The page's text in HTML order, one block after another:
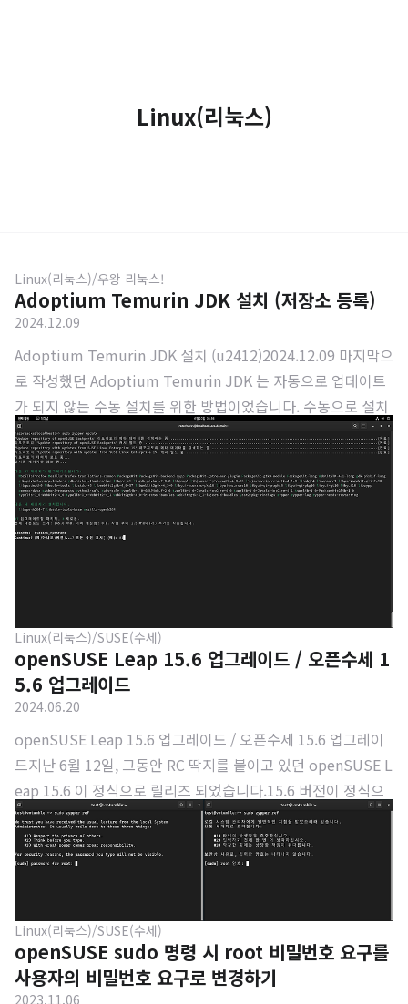
Linux(리눅스)
Linux(리눅스)/우왕 리눅스!
Adoptium Temurin JDK 설치 (저장소 등록)
2024.12.09
Adoptium Temurin JDK 설치 (u2412)2024.12.09 마지막으
로 작성했던 Adoptium Temurin JDK 는 자동으로 업데이트
가 되지 않는 수동 설치를 위한 방법이었습니다. 수동으로 설치
하더라도 충분히 이용하는데에 문제가 없지만, 업데이트를 진
행하려면 업데이트도 내가 직접 해주어야 한다는 문제가 있
죠. 한 번의 명령어로 모두 업데이트가 되는 편한 것을 놔두고
이용할 필요가 전혀 없기 때문에 저장소에 추가하는 방법을 소
개 하겠습니다.Adoptium Temurin JDK 저장소 찾기Adopti
각 배포판에 맞는 패키지들을 배포하고 있습니다. 왼쪽 메뉴 중,
..
Linux(리눅스)/SUSE(수세)
openSUSE Leap 15.6 업그레이드 / 오픈수세 1
5.6 업그레이드
2024.06.20
openSUSE Leap 15.6 업그레이드 / 오픈수세 15.6 업그레이
드지난 6월 12일, 그동안 RC 딱지를 붙이고 있던 openSUSE L
eap 15.6 이 정식으로 릴리즈 되었습니다.15.6 버전이 정식으
로 릴리즈됨에 따라 Leap 15.5는 2024년 12월 말까지 유지 및
관리 예정이고,이후에는 유지/관리가 중단될 예정입니다. 또한,
15.6 버전은 특별한 사유가 없는 한 2025년 연말까지 유지/관
릴리즈하고 있지 않기 때문에 EOL 주기가 빠른 편 입니다. 이번
15.6 의 가장 큰 특징은 커널 버전이 5.14에서 6.4로 껑충 뛰었
습니다.다만, 올해 초에 새롭게 공개된 KDE 6 가 아닌 KDE 5.2
7이 포함되어 있습니다...
Linux(리눅스)/SUSE(수세)
openSUSE sudo 명령 시 root 비밀번호 요구를
사용자의 비밀번호 요구로 변경하기
2023.11.06